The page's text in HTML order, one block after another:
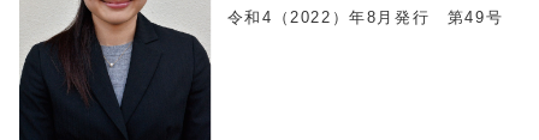
令和4（2022）年8月発行 第49号